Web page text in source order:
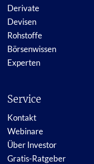
Derivate
Devisen
Rohstoffe
Börsenwissen
Experten
Service
Kontakt
Webinare
Über Investor
Gratis-Ratgeber